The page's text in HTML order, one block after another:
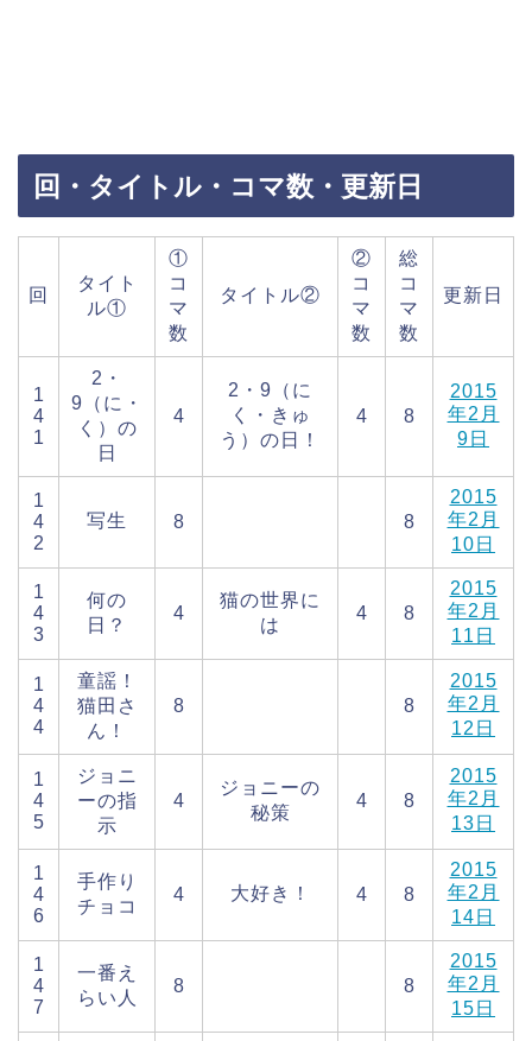
回・タイトル・コマ数・更新日
回
タイト
ル①
①
コ
マ
数
タイトル②
②
コ
マ
数
総
コ
マ
数
更新日
1
4
1
2・
9（に・
く）の
日
4
2・9（に
く・きゅ
う）の日！
4 8
2015
年2月
9日
1
4
2
写生 8 8
2015
年2月
10日
1
4
3
何の
日？
4
猫の世界に
は
4 8
2015
年2月
11日
1
4
4
童謡！
猫田さ
ん！
8 8
2015
年2月
12日
1
4
5
ジョニ
ーの指
示
4
ジョニーの
秘策
4 8
2015
年2月
13日
1
4
6
手作り
チョコ
4 大好き！ 4 8
2015
年2月
14日
1
4
7
一番え
らい人
8 8
2015
年2月
15日